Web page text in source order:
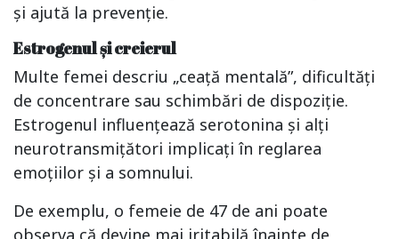
și ajută la prevenție.
Estrogenul și creierul
Multe femei descriu „ceață mentală”, dificultăți
de concentrare sau schimbări de dispoziție.
Estrogenul influențează serotonina și alți
neurotransmițători implicați în reglarea
emoțiilor și a somnului.
De exemplu, o femeie de 47 de ani poate
observa că devine mai iritabilă înainte de